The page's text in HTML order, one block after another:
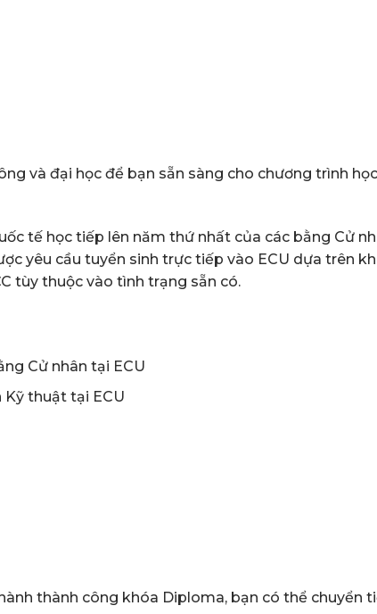
và đại học để bạn sẵn sàng cho chương trình
tế học tiếp lên năm thứ nhất của các bằng Cử
yêu cầu tuyển sinh trực tiếp vào ECU dựa trên
tùy thuộc vào tình trạng sẵn có.
Cử nhân tại ECU
Kỹ thuật tại ECU
thành công khóa Diploma, bạn có thể chuyển